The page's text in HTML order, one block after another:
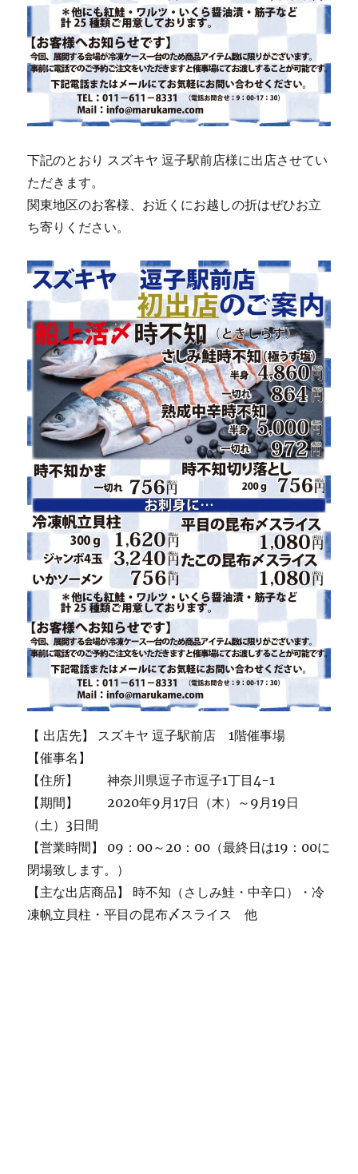
下記のとおり スズキヤ 逗子駅前店様に出店させてい
ただきます。
関東地区のお客様、お近くにお越しの折はぜひお立
ち寄りください。
【 出店先】 スズキヤ 逗子駅前店 1階催事場
【催事名】
【住所】 神奈川県逗子市逗子1丁目4-1
【期間】 2020年9月17日（木）～9月19日
（土）3日間
【営業時間】 09：00～20：00（最終日は19：00に
閉場致します。）
【主な出店商品】 時不知（さしみ鮭・中辛口）・冷
凍帆立貝柱・平目の昆布〆スライス 他